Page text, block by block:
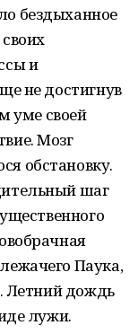
бездыханное
и
не достигнув
уме своей
Мозг
обстановку.
шаг
Паука,
Летний дождь
лужи.